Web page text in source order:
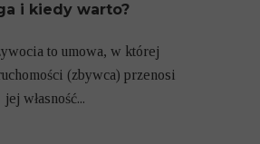
i kiedy warto?
to umowa, w której
(zbywca) przenosi
jej własność...